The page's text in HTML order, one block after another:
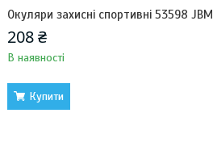
Окуляри захисні спортивні 53598 JBM
208 ₴
В наявності
Купити